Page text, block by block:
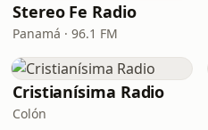
Stereo Fe Radio
Panamá · 96.1 FM
Cristianísima Radio
Colón